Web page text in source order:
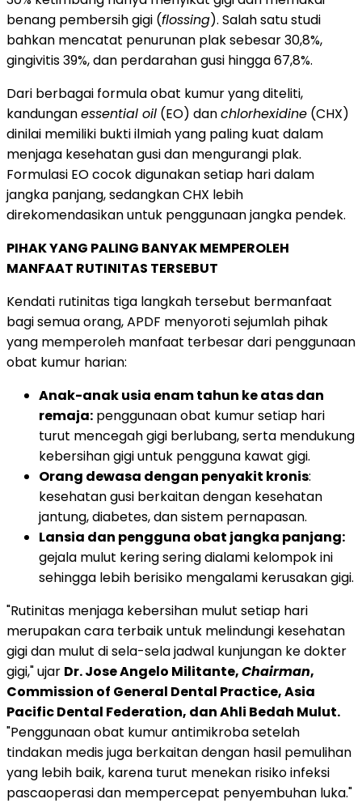
benang pembersih gigi (flossing). Salah satu studi
bahkan mencatat penurunan plak sebesar 30,8%,
gingivitis 39%, dan perdarahan gusi hingga 67,8%.
Dari berbagai formula obat kumur yang diteliti,
kandunganessential oil (EO) danchlorhexidine (CHX)
dinilai memiliki bukti ilmiah yang paling kuat dalam
menjaga kesehatan gusi dan mengurangi plak.
Formulasi EO cocok digunakan setiap hari dalam
jangka panjang, sedangkan CHX lebih
direkomendasikan untuk penggunaan jangka pendek.
PIHAK YANG PALING BANYAK MEMPEROLEH
MANFAAT RUTINITAS TERSEBUT
Kendati rutinitas tiga langkah tersebut bermanfaat
bagi semua orang, APDF menyoroti sejumlah pihak
yang memperoleh manfaat terbesar dari penggunaan
obat kumur harian:
Anak-anak usia enam tahun ke atas dan
remaja: penggunaan obat kumur setiap hari
turut mencegah gigi berlubang, serta mendukung
kebersihan gigi untuk pengguna kawat gigi.
Orang dewasa dengan penyakit kronis:
kesehatan gusi berkaitan dengan kesehatan
jantung, diabetes, dan sistem pernapasan.
Lansia dan pengguna obat jangka panjang:
gejala mulut kering sering dialami kelompok ini
sehingga lebih berisiko mengalami kerusakan gigi.
"Rutinitas menjaga kebersihan mulut setiap hari
merupakan cara terbaik untuk melindungi kesehatan
gigi dan mulut di sela-sela jadwal kunjungan ke dokter
gigi," ujar Dr. Jose Angelo Militante,Chairman,
Commission of General Dental Practice, Asia
Pacific Dental Federation, dan Ahli Bedah Mulut.
"Penggunaan obat kumur antimikroba setelah
tindakan medis juga berkaitan dengan hasil pemulihan
yang lebih baik, karena turut menekan risiko infeksi
pascaoperasi dan mempercepat penyembuhan luka."